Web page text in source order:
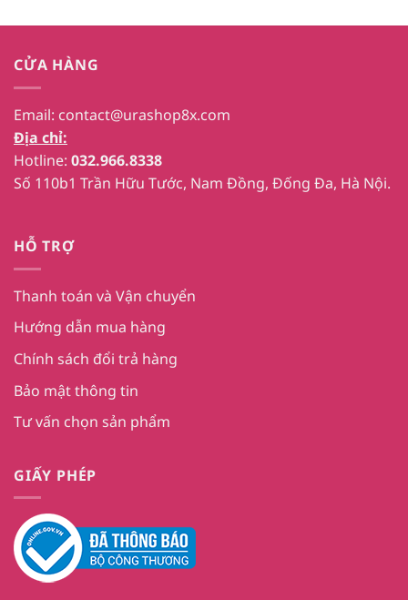
CỬA HÀNG
Email: contact@urashop8x.com
Địa chỉ:
Hotline: 032.966.8338
Số 110b1 Trần Hữu Tước, Nam Đồng, Đống Đa, Hà Nội.
HỖ TRỢ
Thanh toán và Vận chuyển
Hướng dẫn mua hàng
Chính sách đổi trả hàng
Bảo mật thông tin
Tư vấn chọn sản phẩm
GIẤY PHÉP